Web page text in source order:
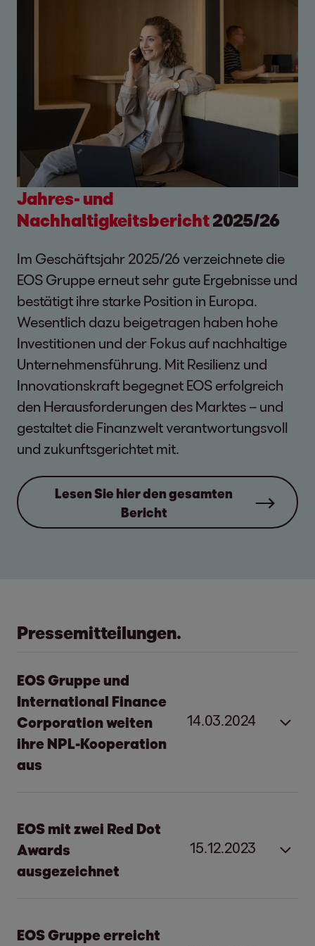
Jahres- und
Nachhaltigkeitsbericht2025/26
Im Geschäftsjahr 2025/26 verzeichnete die
EOS Gruppe erneut sehr gute Ergebnisse und
bestätigt ihre starke Position in Europa.
Wesentlich dazu beigetragen haben hohe
Investitionen und der Fokus auf nachhaltige
Unternehmensführung. Mit Resilienz und
Innovationskraft begegnet EOS erfolgreich
den Herausforderungen des Marktes – und
gestaltet die Finanzwelt verantwortungsvoll
und zukunftsgerichtet mit.
Lesen Sie hier den gesamten
Bericht
Pressemitteilungen.
EOS Gruppe und
International Finance
Corporation weiten
ihre NPL-Kooperation
aus
14.03.2024
EOS Gruppe und International
Finance Corporation weiten ihre
NPL-Kooperation aus
EOS mit zwei Red Dot
Awards
ausgezeichnet
15.12.2023
EOS mit zwei Red Dot Awards
EOS Gruppe erreicht